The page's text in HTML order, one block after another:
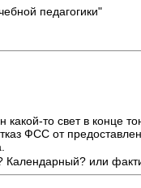
педагогики"
то свет в конце
ФСС от
или